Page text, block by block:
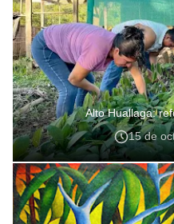
Alto Huallaga:
15 de